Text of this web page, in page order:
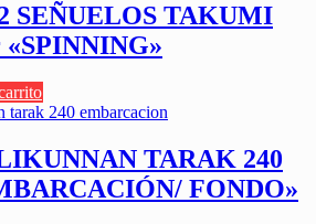
SEÑUELOS TAKUMI
TARAK 240
FONDO»